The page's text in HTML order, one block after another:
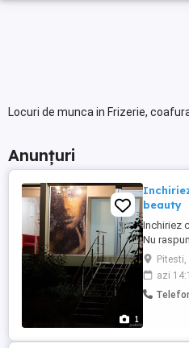
Locuri de munca in Frizerie,
Anunțuri
1
beauty
Inchiriez
Nu
Pitesti,
azi